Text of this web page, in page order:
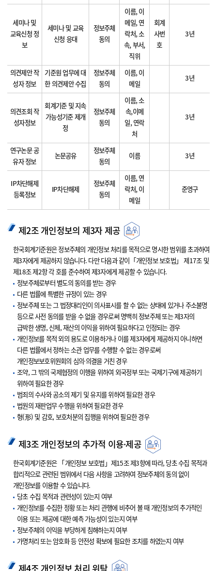
세미나 및
교육신청 정
보
세미나 및 교육
신청 응대
정보주체
동의
이름, 이
메일, 연
락처, 소
속, 부서,
직위
회계
사번
호
3년
의견제안 작
성자 정보
기준원 업무에 대
한 의견제안 수집
정보주체
동의
이름, 이
메일
3년
의견조회 작
성자정보
회계기준 및 지속
가능성기준 제개
정
정보주체
동의
이름, 소
속,이메
일, 연락
처
3년
연구논문 공
유자 정보
논문공유
정보주체
동의
이름 3년
IP차단해제
등록정보
IP차단해제
정보주체
동의
이름, 연
락처, 이
메일
준영구
제2조 개인정보의 제3자 제공
한국회계기준원은 정보주체의 개인정보 처리를 목적으로 명시한 범위를 초과하여
제3자에게 제공하지 않습니다. 다만 다음과 같이「개인정보 보호법」 제17조 및
제18조 제2항 각 호를 준수하여 제3자에게 제공할 수 있습니다.
정보주체로부터 별도의 동의를 받는 경우
다른 법률에 특별한 규정이 있는 경우
정보주체 또는 그 법정대리인이 의사표시를 할 수 없는 상태에 있거나 주소불명
등으로 사전 동의를 받을 수 없을 경우로써 명백히 정보주체 또는 제3자의
급박한 생명, 신체, 재산의 이익을 위하여 필요하다고 인정되는 경우
개인정보를 목적 외의 용도로 이용하거나 이를 제3자에게 제공하지 아니하면
다른 법률에서 정하는 소관 업무를 수행할 수 없는 경우로써
개인정보보호위원회의 심의·의결을 거친 경우
조약, 그 밖의 국제협정의 이행을 위하여 외국정부 또는 국제기구에 제공하기
위하여 필요한 경우
범죄의 수사와 공소의 제기 및 유지를 위하여 필요한 경우
법원의 재판업무 수행을 위하여 필요한 경우
형(形) 및 감호, 보호처분의 집행을 위하여 필요한 경우
제3조 개인정보의 추가적 이용·제공
한국회계기준원은 「개인정보 보호법」제15조 제3항에 따라, 당초 수집 목적과
합리적으로 관련된 범위에서 다음 사항을 고려하여 정보주체의 동의 없이
개인정보를 이용할 수 있습니다.
당초 수집 목적과 관련성이 있는지 여부
개인정보를 수집한 정황 또는 처리 관행에 비추어 볼 때 개인정보의 추가적인
이용 또는 제공에 대한 예측 가능성이 있는지 여부
정보주체의 이익을 부당하게 침해하는지 여부
가명처리 또는 암호화 등 안전성 확보에 필요한 조치를 하였는지 여부